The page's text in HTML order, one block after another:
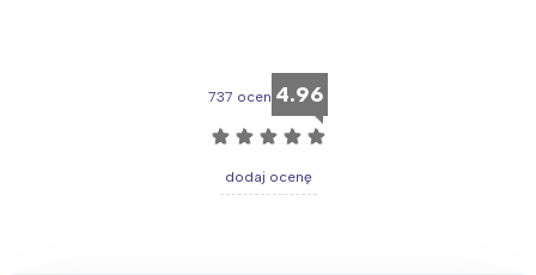
737 ocen 4.96
☆ ☆ ☆ ☆ ☆
dodaj ocenę